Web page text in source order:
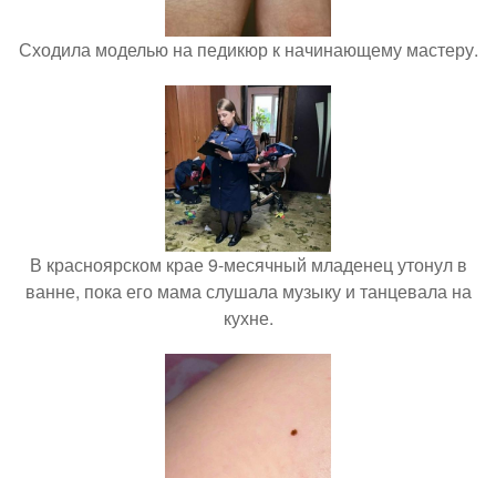
Сходила моделью на педикюр к начинающему мастеру.
В красноярском крае 9-месячный младенец утонул в
ванне, пока его мама слушала музыку и танцевала на
кухне.